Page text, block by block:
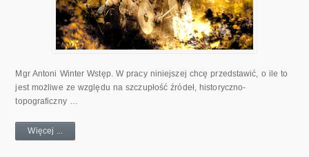
Mgr Antoni Winter Wstęp. W pracy niniejszej chcę przedstawić, o ile to
jest możliwe ze względu na szczupłość źródeł, historyczno-
topograficzny …
Więcej ...